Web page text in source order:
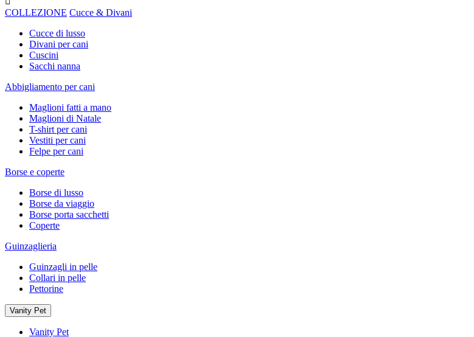
COLLEZIONE Cucce & Divani
Cucce di lusso
Divani per cani
Cuscini
Sacchi nanna
Abbigliamento per cani
Maglioni fatti a mano
Maglioni di Natale
T-shirt per cani
Vestiti per cani
Felpe per cani
Borse e coperte
Borse di lusso
Borse da viaggio
Borse porta sacchetti
Coperte
Guinzaglieria
Guinzagli in pelle
Collari in pelle
Pettorine
Vanity Pet
Vanity Pet